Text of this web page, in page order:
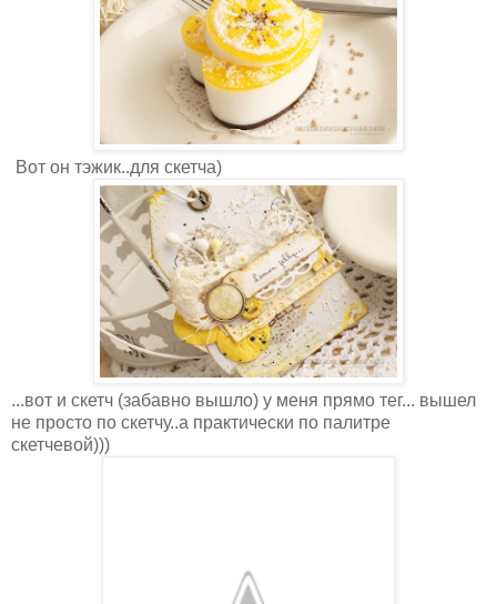
Вот он тэжик..для скетча)
...вот и скетч (забавно вышло) у меня прямо тег... вышел
не просто по скетчу..а практически по палитре
скетчевой)))